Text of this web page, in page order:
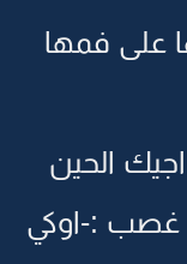
فمها
الحين
:-اوكي